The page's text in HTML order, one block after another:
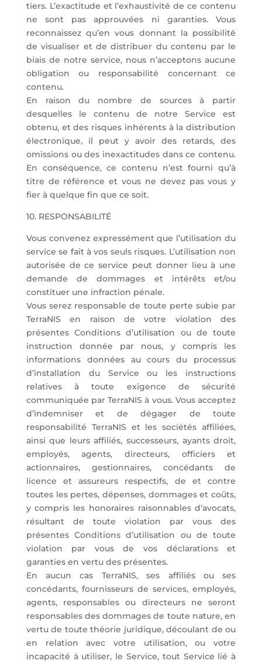
tiers. L’exactitude et l’exhaustivité de ce contenu
ne sont pas approuvées ni garanties. Vous
reconnaissez qu’en vous donnant la possibilité
de visualiser et de distribuer du contenu par le
biais de notre service, nous n’acceptons aucune
obligation ou responsabilité concernant ce
contenu.
En raison du nombre de sources à partir
desquelles le contenu de notre Service est
obtenu, et des risques inhérents à la distribution
électronique, il peut y avoir des retards, des
omissions ou des inexactitudes dans ce contenu.
En conséquence, ce contenu n’est fourni qu’à
titre de référence et vous ne devez pas vous y
fier à quelque fin que ce soit.
10. RESPONSABILITÉ
Vous convenez expressément que l’utilisation du
service se fait à vos seuls risques. L’utilisation non
autorisée de ce service peut donner lieu à une
demande de dommages et intérêts et/ou
constituer une infraction pénale.
Vous serez responsable de toute perte subie par
TerraNIS en raison de votre violation des
présentes Conditions d’utilisation ou de toute
instruction donnée par nous, y compris les
informations données au cours du processus
d’installation du Service ou les instructions
relatives à toute exigence de sécurité
communiquée par TerraNIS à vous. Vous acceptez
d’indemniser et de dégager de toute
responsabilité TerraNIS et les sociétés affiliées,
ainsi que leurs affiliés, successeurs, ayants droit,
employés, agents, directeurs, officiers et
actionnaires, gestionnaires, concédants de
licence et assureurs respectifs, de et contre
toutes les pertes, dépenses, dommages et coûts,
y compris les honoraires raisonnables d’avocats,
résultant de toute violation par vous des
présentes Conditions d’utilisation ou de toute
violation par vous de vos déclarations et
garanties en vertu des présentes.
En aucun cas TerraNIS, ses affiliés ou ses
concédants, fournisseurs de services, employés,
agents, responsables ou directeurs ne seront
responsables des dommages de toute nature, en
vertu de toute théorie juridique, découlant de ou
en relation avec votre utilisation, ou votre
incapacité à utiliser, le Service, tout Service lié à